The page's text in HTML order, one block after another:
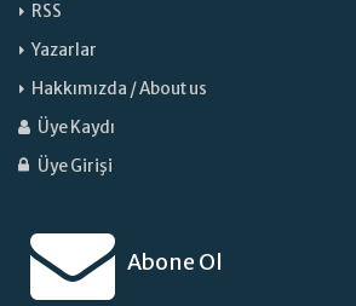
RSS
Yazarlar
Hakkımızda / About us
Üye Kaydı
Üye Girişi
Abone Ol